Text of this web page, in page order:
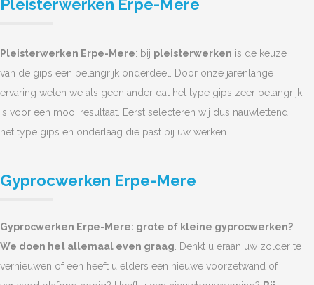
Pleisterwerken Erpe-Mere
Pleisterwerken Erpe-Mere: bij pleisterwerken is de keuze
van de gips een belangrijk onderdeel. Door onze jarenlange
ervaring weten we als geen ander dat het type gips zeer belangrijk
is voor een mooi resultaat. Eerst selecteren wij dus nauwlettend
het type gips en onderlaag die past bij uw werken.
Gyprocwerken Erpe-Mere
Gyprocwerken Erpe-Mere: grote of kleine gyprocwerken?
We doen het allemaal even graag. Denkt u eraan uw zolder te
vernieuwen of een heeft u elders een nieuwe voorzetwand of